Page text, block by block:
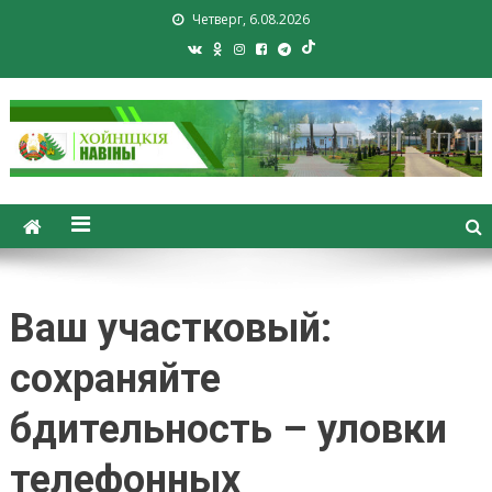
Четверг, 6.08.2026
Хойники. Хойнiцкiя навiны.
Новости Хойник. Районная
Ваш участковый:
сохраняйте
бдительность – уловки
телефонных